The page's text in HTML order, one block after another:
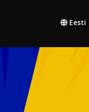
Eesti